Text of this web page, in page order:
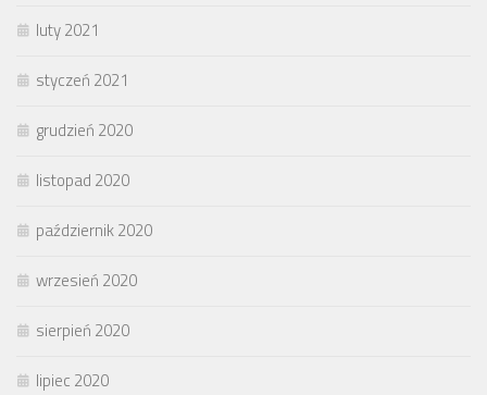
luty 2021
styczeń 2021
grudzień 2020
listopad 2020
październik 2020
wrzesień 2020
sierpień 2020
lipiec 2020